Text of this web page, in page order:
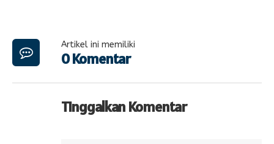
Artikel ini memiliki
0 Komentar
Tinggalkan Komentar